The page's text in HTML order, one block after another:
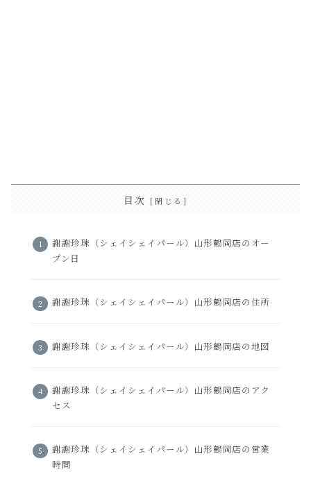
目次
謝謝珍珠（シェイシェイパール）山形鶴岡店のオー
プン日
謝謝珍珠（シェイシェイパール）山形鶴岡店の住所
謝謝珍珠（シェイシェイパール）山形鶴岡店の地図
謝謝珍珠（シェイシェイパール）山形鶴岡店のアク
セス
謝謝珍珠（シェイシェイパール）山形鶴岡店の営業
時間